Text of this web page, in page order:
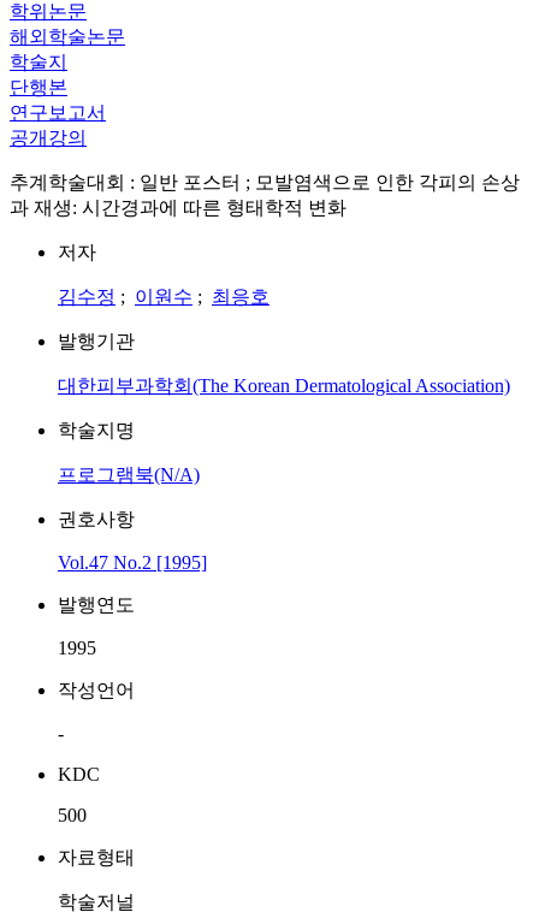
학위논문
해외학술논문
학술지
단행본
연구보고서
공개강의
추계학술대회 : 일반 포스터 ; 모발염색으로 인한 각피의 손상
과 재생: 시간경과에 따른 형태학적 변화
저자
김수정 ; 이원수 ; 최응호
발행기관
대한피부과학회(The Korean Dermatological Association)
학술지명
프로그램북(N/A)
권호사항
Vol.47 No.2 [1995]
발행연도
1995
작성언어
-
KDC
500
자료형태
학술저널